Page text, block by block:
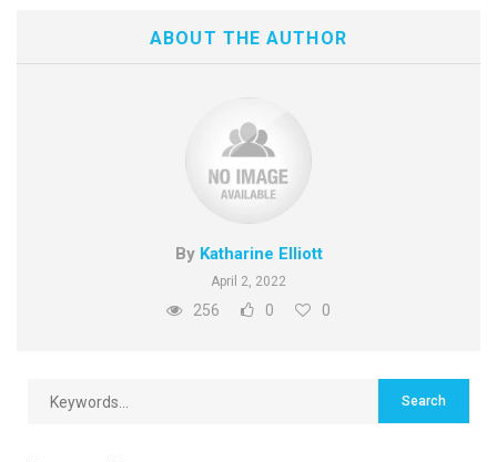
ABOUT THE AUTHOR
By Katharine Elliott
April 2, 2022
256 0 0